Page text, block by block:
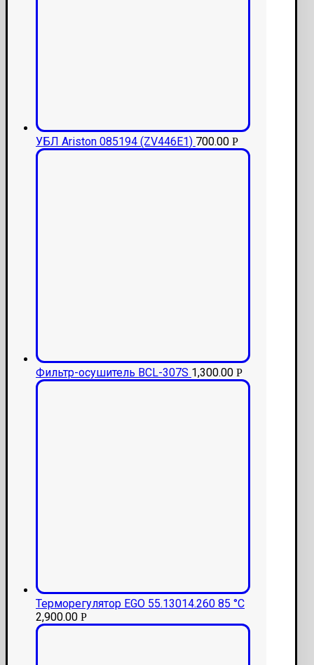
УБЛ Ariston 085194 (ZV446E1) 700.00 Р
Фильтр-осушитель BCL-307S 1,300.00 Р
Терморегулятор EGO 55.13014.260 85 °С
2,900.00 Р